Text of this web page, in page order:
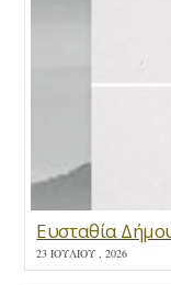
Ευσταθία
23 ΙΟΥΛΊΟΥ , 2026